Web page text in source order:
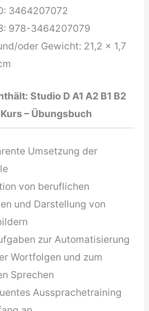
3464207072
978-3464207079
oder Gewicht: 21,2 x 1,7
Studio D A1 A2 B1 B2
Kurs – Übungsbuch
Umsetzung der
von beruflichen
und Darstellung von
zur Automatisierung
Wortfolgen und zum
Sprechen
Aussprachetraining